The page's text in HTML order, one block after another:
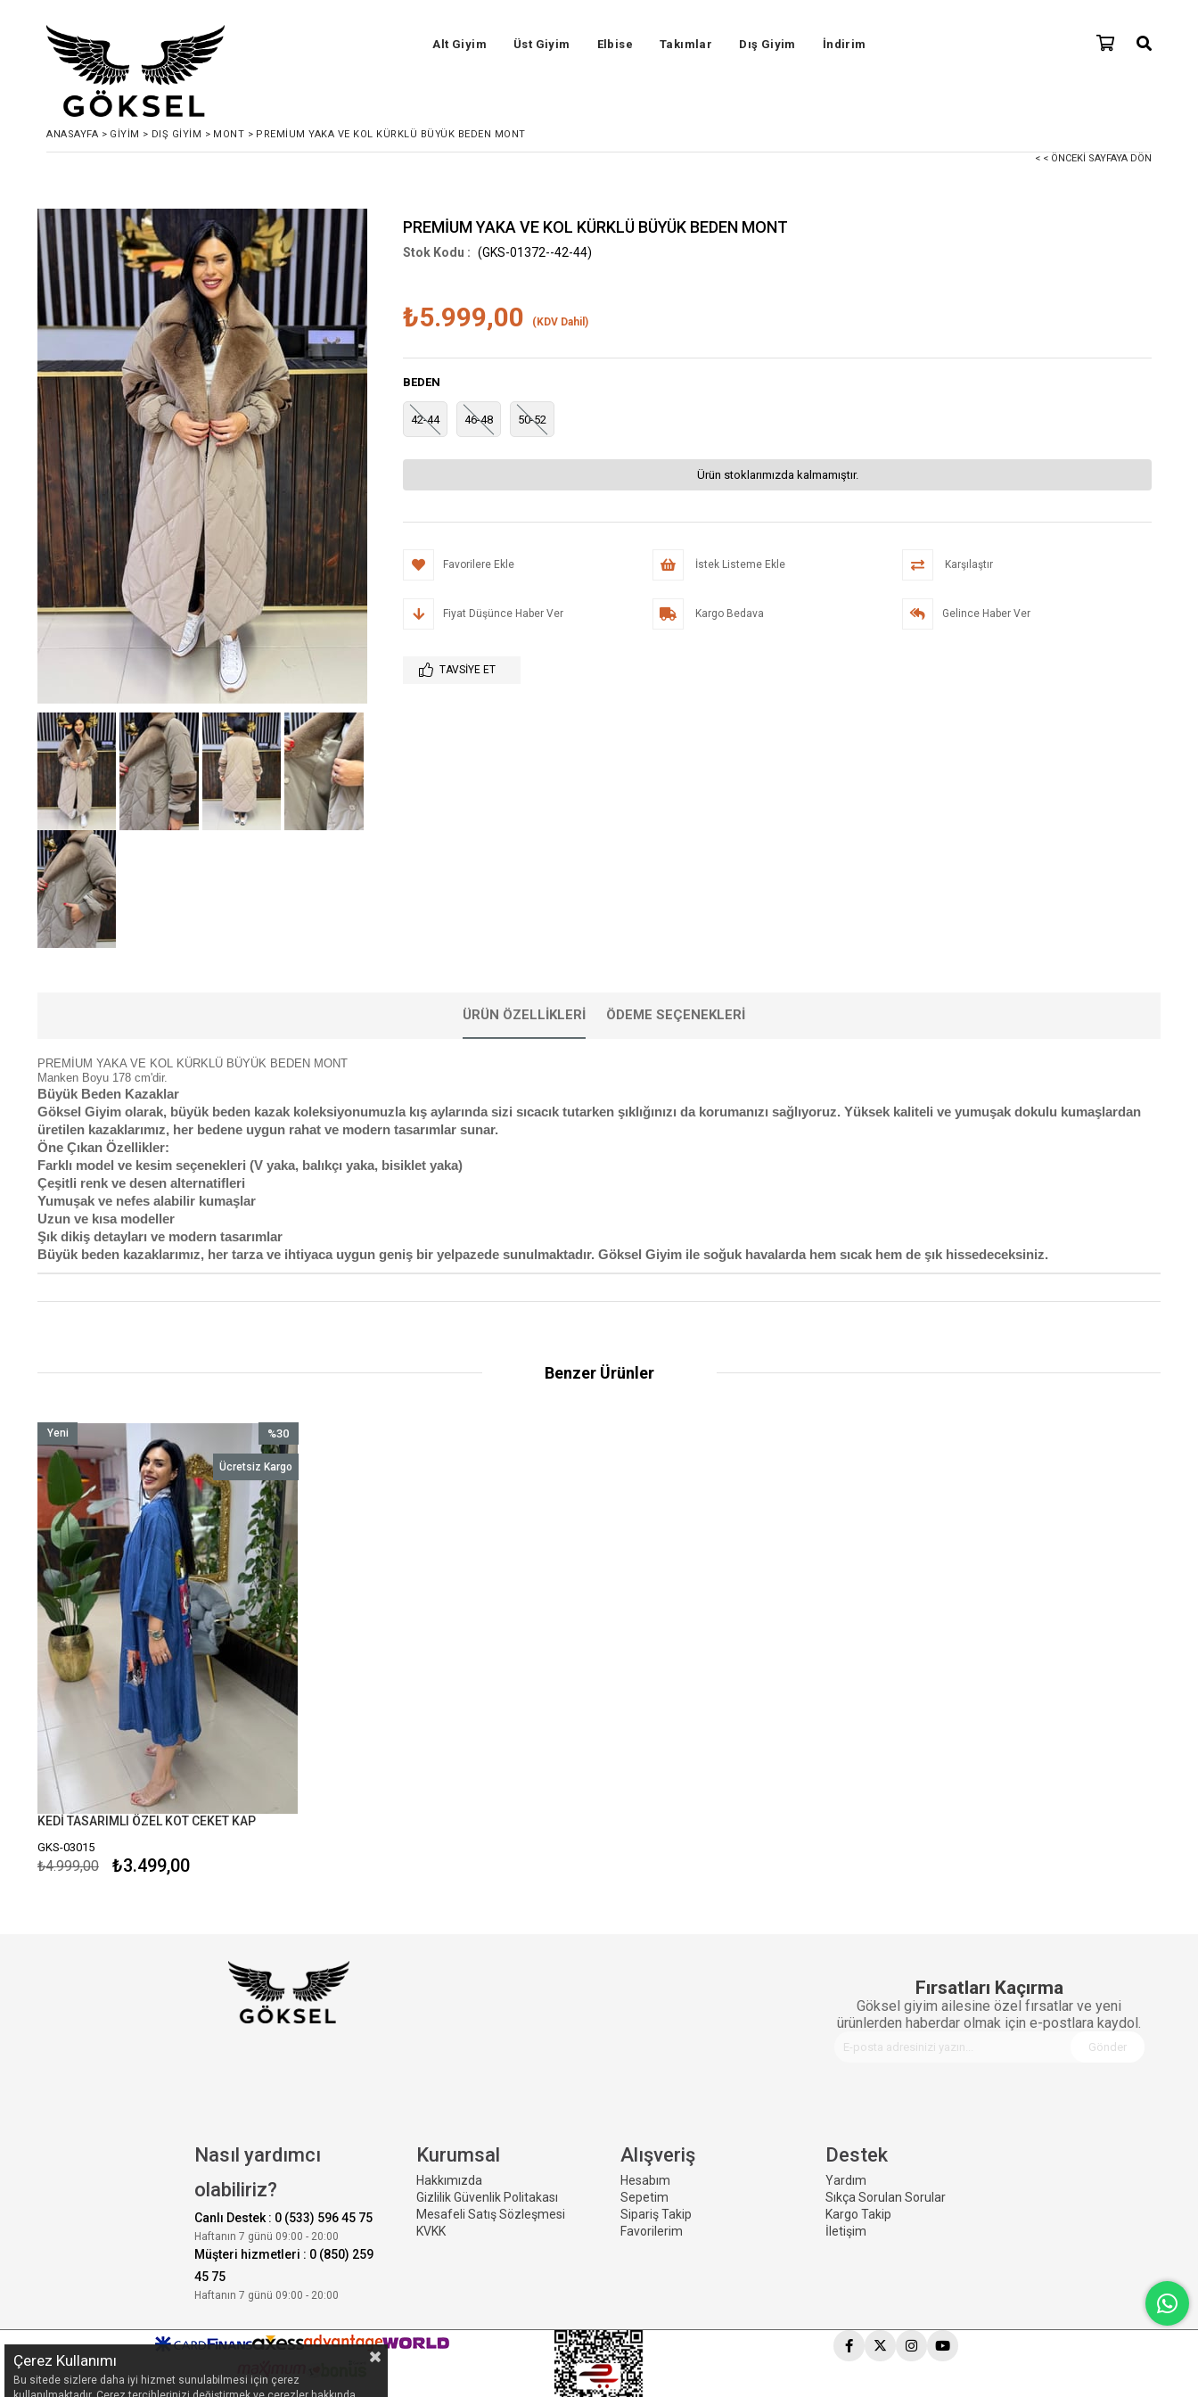
Alt Giyim Üst Giyim Elbise Takımlar Dış Giyim İndirim
ANASAYFA > GIYIM > DIŞ GIYIM > MONT > PREMİUM YAKA VE KOL KÜRKLÜ BÜYÜK BEDEN MONT
< < ÖNCEKI SAYFAYA DÖN
PREMİUM YAKA VE KOL KÜRKLÜ BÜYÜK BEDEN MONT
(GKS-01372--42-44)
₺5.999,00 (KDV Dahil)
BEDEN
42-44 46-48 50-52
Ürün stoklarımızda kalmamıştır.
Favorilere Ekle İstek Listeme Ekle Karşılaştır
Fiyat Düşünce Haber Ver Kargo Bedava Gelince Haber Ver
TAVSIYE ET
ÜRÜN ÖZELLIKLERI ÖDEME SEÇENEKLERI
PREMİUM YAKA VE KOL KÜRKLÜ BÜYÜK BEDEN MONT
Manken Boyu 178 cm'dir.
Büyük Beden Kazaklar
Göksel Giyim olarak, büyük beden kazak koleksiyonumuzla kış aylarında sizi sıcacık tutarken şıklığınızı da korumanızı sağlıyoruz. Yüksek kaliteli ve yumuşak dokulu kumaşlardan
üretilen kazaklarımız, her bedene uygun rahat ve modern tasarımlar sunar.
Öne Çıkan Özellikler:
Farklı model ve kesim seçenekleri (V yaka, balıkçı yaka, bisiklet yaka)
Çeşitli renk ve desen alternatifleri
Yumuşak ve nefes alabilir kumaşlar
Uzun ve kısa modeller
Şık dikiş detayları ve modern tasarımlar
Büyük beden kazaklarımız, her tarza ve ihtiyaca uygun geniş bir yelpazede sunulmaktadır. Göksel Giyim ile soğuk havalarda hem sıcak hem de şık hissedeceksiniz.
Benzer Ürünler
KEDİ TASARIMLI ÖZEL KOT CEKET KAP
GKS-03015
₺3.499,00
₺4.999,00
%30
İndirim
%30İndirim
Ücretsiz Kargo
Yeni
Ürün
Fırsatları Kaçırma
Göksel giyim ailesine özel fırsatlar ve yeni
ürünlerden haberdar olmak için e-postlara kaydol.
Gönder
Nasıl yardımcı
olabiliriz?
Canlı Destek : 0 (533) 596 45 75
Haftanın 7 günü 09:00 - 20:00
Müşteri hizmetleri : 0 (850) 259
45 75
Haftanın 7 günü 09:00 - 20:00
Kurumsal
Hakkımızda
Gizlilik Güvenlik Politakası
Mesafeli Satış Sözleşmesi
KVKK
Alışveriş
Hesabım
Sepetim
Sipariş Takip
Favorilerim
Destek
Yardım
Sıkça Sorulan Sorular
Kargo Takip
İletişim
Çerez Kullanımı
Bu sitede sizlere daha iyi hizmet sunulabilmesi için çerez